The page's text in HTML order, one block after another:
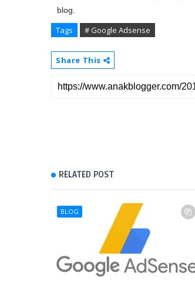
blog.
Tags # Google Adsense
Share This
RELATED POST
BLOG